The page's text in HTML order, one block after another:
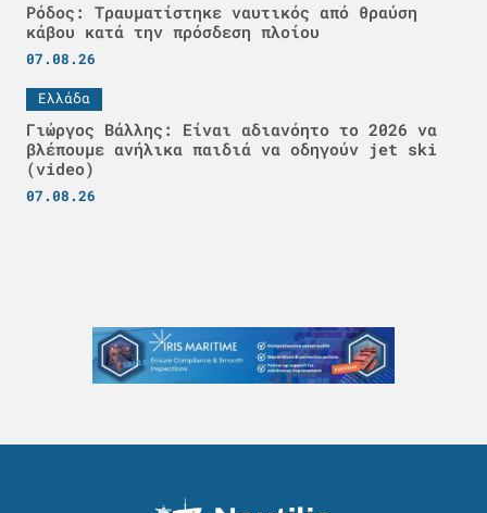
Ρόδος: Τραυματίστηκε ναυτικός από θραύση
κάβου κατά την πρόσδεση πλοίου
07.08.26
Ελλάδα
Γιώργος Βάλλης: Είναι αδιανόητο το 2026 να
βλέπουμε ανήλικα παιδιά να οδηγούν jet ski
(video)
07.08.26